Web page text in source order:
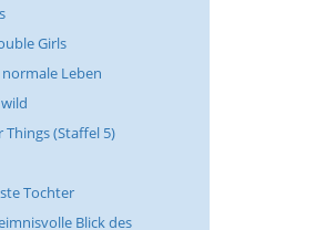
Girls
normale Leben
Things (Staffel 5)
Tochter
Blick des